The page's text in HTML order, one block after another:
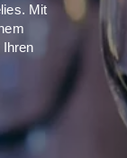
Mit